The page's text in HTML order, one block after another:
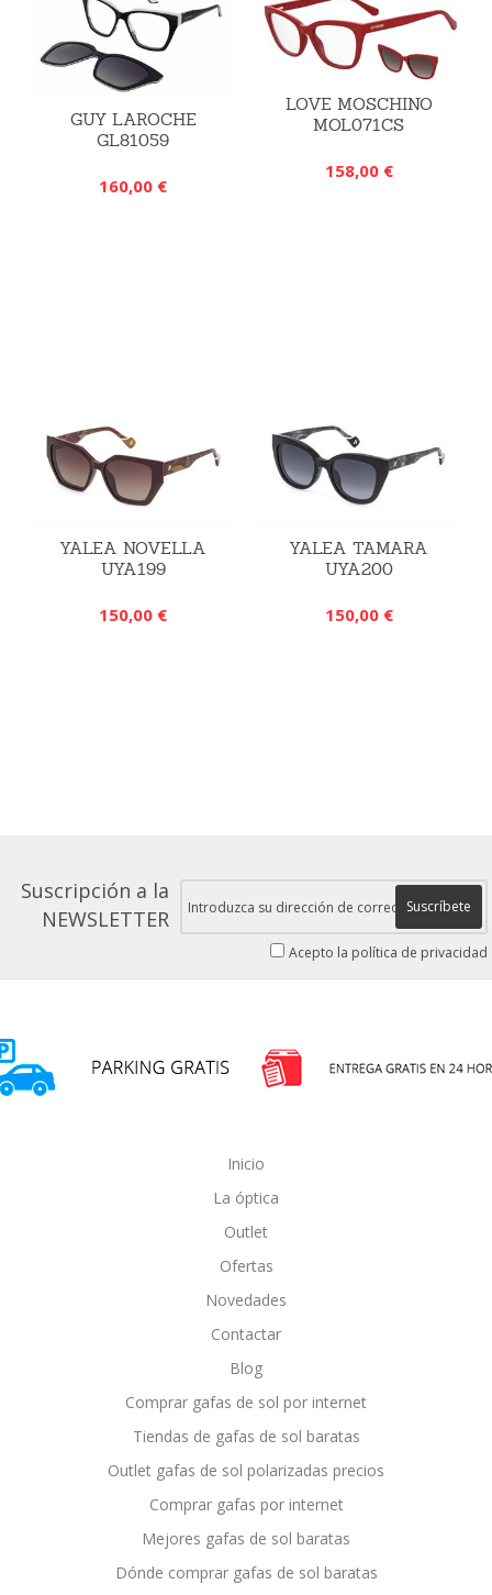
GUY LAROCHE
GL81059
160,00 €
LOVE MOSCHINO
MOL071CS
158,00 €
YALEA NOVELLA
UYA199
150,00 €
YALEA TAMARA
UYA200
150,00 €
Suscripción a la
NEWSLETTER
Suscríbete
Acepto la política de privacidad
Inicio
La óptica
Outlet
Ofertas
Novedades
Contactar
Blog
Comprar gafas de sol por internet
Tiendas de gafas de sol baratas
Outlet gafas de sol polarizadas precios
Comprar gafas por internet
Mejores gafas de sol baratas
Dónde comprar gafas de sol baratas